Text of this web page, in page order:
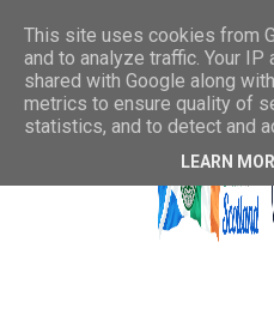
This site uses cookies from
and to analyze traffic. Your
shared with Google along
metrics to ensure quality of
statistics, and to detect and
LEARN